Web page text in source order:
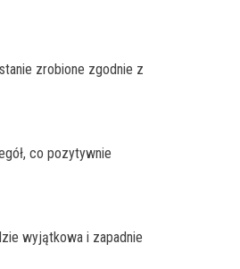
zrobione zgodnie z
co pozytywnie
wyjątkowa i zapadnie